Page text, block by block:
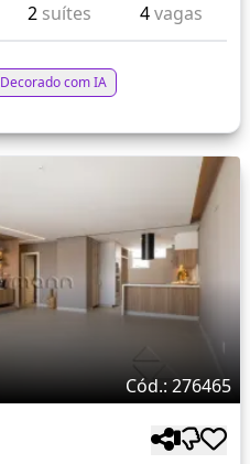
2 suítes 4vagas
Decorado com IA
Cód.: 276465